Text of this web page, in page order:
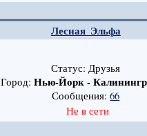
Лесная_Эльфа
Статус: Друзья
Город:Нью-Йорк -
Сообщения:66
Не в сети